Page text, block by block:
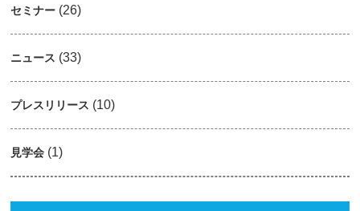
セミナー (26)
ニュース (33)
プレスリリース (10)
見学会 (1)